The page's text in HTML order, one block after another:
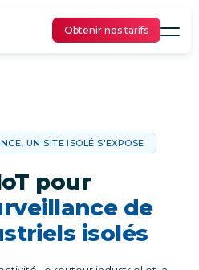
Obtenir nos tarifs
UN SITE ISOLÉ S'EXPOSE
pour
de
isolés